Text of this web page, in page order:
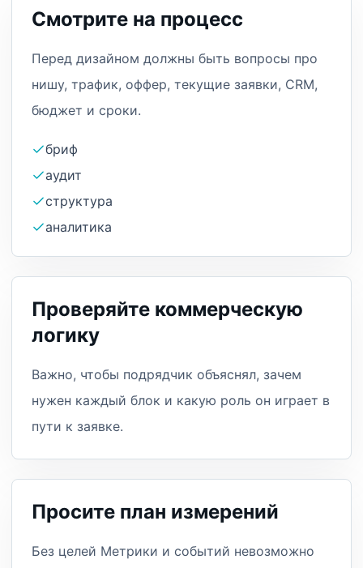
Смотрите на процесс
Перед дизайном должны быть вопросы про
нишу, трафик, оффер, текущие заявки, CRM,
бюджет и сроки.
бриф
аудит
структура
аналитика
Проверяйте коммерческую
логику
Важно, чтобы подрядчик объяснял, зачем
нужен каждый блок и какую роль он играет в
пути к заявке.
Просите план измерений
Без целей Метрики и событий невозможно